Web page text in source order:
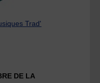
Trad'
DE LA